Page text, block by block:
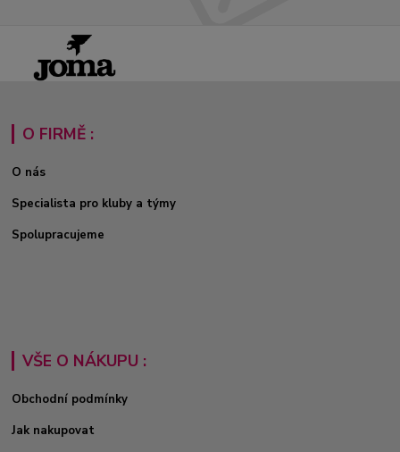
O FIRMĚ :
O nás
Specialista pro kluby a týmy
Spolupracujeme
VŠE O NÁKUPU :
Obchodní podmínky
Jak nakupovat